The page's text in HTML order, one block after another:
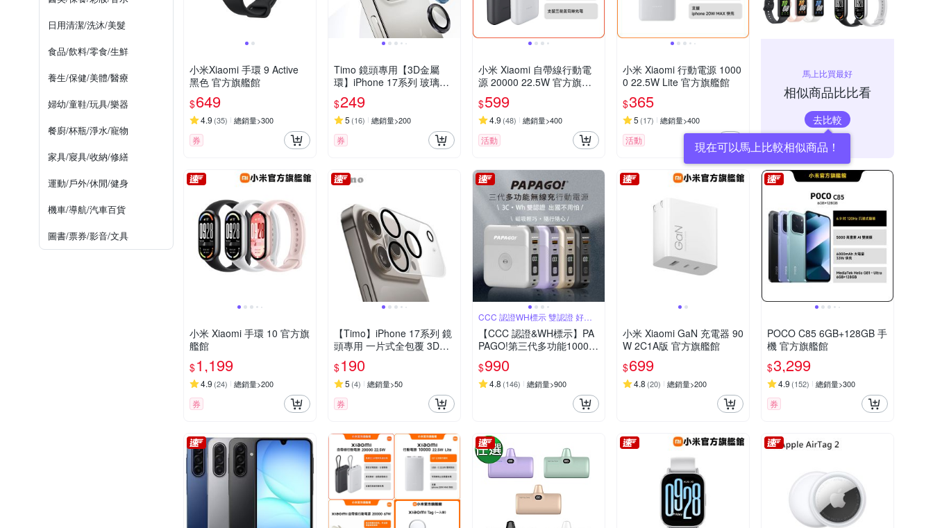
日用清潔/洗沐/美髮
食品/飲料/零食/生鮮
養生/保健/美體/醫療
婦幼/童鞋/玩具/樂器
餐廚/杯瓶/淨水/寵物
家具/寢具/收納/修繕
運動/戶外/休閒/健身
機車/導航/汽車百貨
圖書/票券/影音/文具
小米Xiaomi 手環 9 Active
黑色 官方旗艦館
$649
4.9 (35) 總銷量>300
券
Timo 鏡頭專用【3D金屬
環】iPhone 17系列 玻璃鏡
頭保護貼膜
$249
5 (16) 總銷量>200
券
小米 Xiaomi 自帶線行動電
源 20000 22.5W 官方旗艦
館
$599
4.9 (48) 總銷量>400
活動
小米 Xiaomi 行動電源 1000
0 22.5W Lite 官方旗艦館
$365
5 (17) 總銷量>400
活動
馬上比買最好
相似商品比比看
去比較
現在可以馬上比較相似商品！
小米 Xiaomi 手環 10 官方旗
艦館
$1,199
4.9 (24) 總銷量>200
券
【Timo】iPhone 17系列 鏡
頭專用 一片式全包覆 3D立
體透明高硬度抗刮保護貼
$190
5 (4) 總銷量>50
券
CCC 認證WH標示 雙認證 好安
【CCC 認證&WH標示】PA
PAGO!第三代多功能10000
mAh可分離式充電線行動電
源BS-WL720-快
$990
4.8 (146) 總銷量>900
小米 Xiaomi GaN 充電器 90
W 2C1A版 官方旗艦館
$699
4.8 (20) 總銷量>200
POCO C85 6GB+128GB 手
機 官方旗艦館
$3,299
4.9 (152) 總銷量>300
券